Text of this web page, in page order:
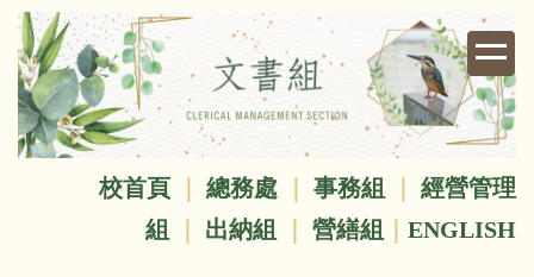
跳
到
主
要
內
容
校首頁 總務處 事務組
經營管理
組
出納組 營繕組 ENGLISH